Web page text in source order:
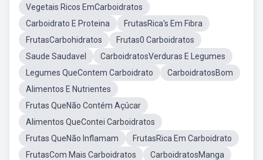
Vegetais Ricos EmCarboidratos
Carboidrato E Proteina
FrutasRica's Em Fibra
FrutasCarbohidratos
Frutas0 Carboidratos
Saude Saudavel
CarboidratosVerduras E Legumes
Legumes QueContem Carboidrato
CarboidratosBom
Alimentos E Nutrientes
Frutas QueNão Contém Açúcar
Alimentos QueContei Carboidratos
Frutas QueNão Inflamam
FrutasRica Em Carboidrato
FrutasCom Mais Carboidratos
CarboidratosManga